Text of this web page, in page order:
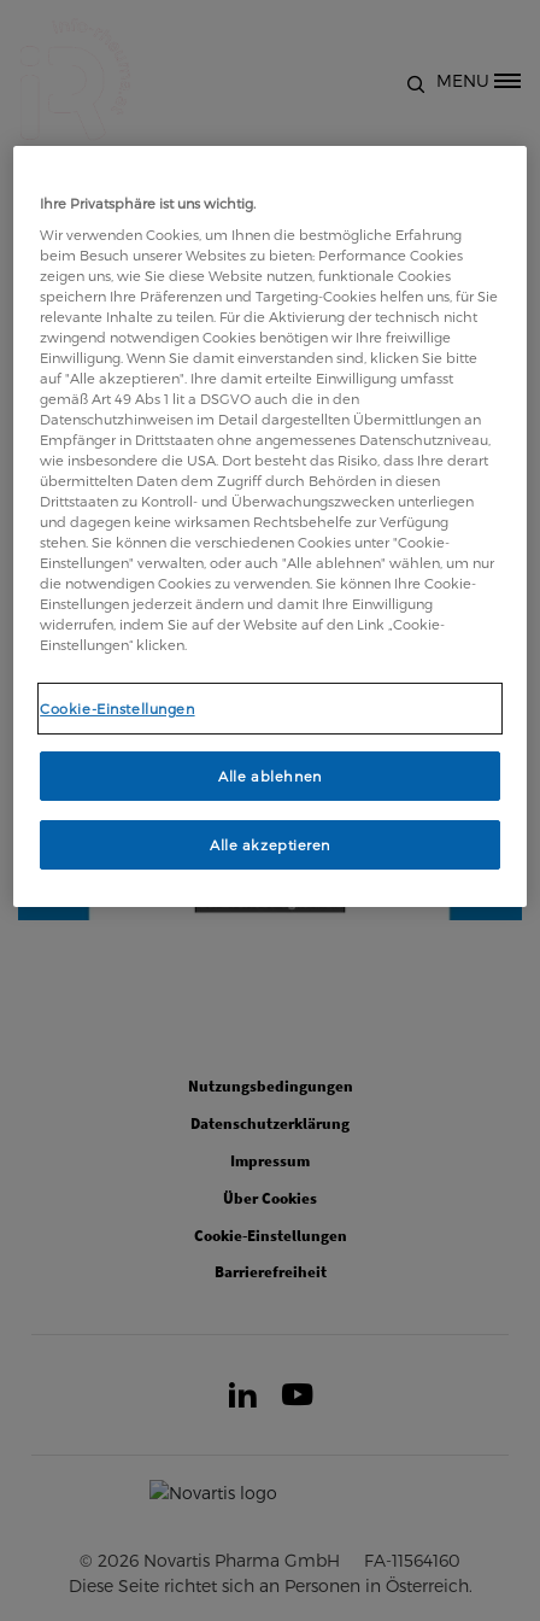
MENU
Brustwirbelsäule, Rumpf -
Übungen zur Förderung der
Beweglichkeit
Bewegung bei Rheuma: Das Video erklärt Übungen
zur Mobilisierung für Brustwirbelsäule und Rumpf
anschaulich und praxisnah. Es behandelt die
wichtigsten Grundlagen, zeigt konkrete Beispiele
und vermittelt hilfreiche Tipps für die Anwendung
zu Hause.
Nutzungsbedingungen
Datenschutzerklärung
Impressum
Über Cookies
Cookie-Einstellungen
Barrierefreiheit
LinkedIn
© 2026 Novartis Pharma GmbH
FA-11564160
Diese Seite richtet sich an Personen in Österreich.
Ihre Privatsphäre ist uns wichtig.
Wir verwenden Cookies, um Ihnen die bestmögliche Erfahrung
beim Besuch unserer Websites zu bieten: Performance Cookies
zeigen uns, wie Sie diese Website nutzen, funktionale Cookies
speichern Ihre Präferenzen und Targeting-Cookies helfen uns, für Sie
relevante Inhalte zu teilen. Für die Aktivierung der technisch nicht
zwingend notwendigen Cookies benötigen wir Ihre freiwillige
Einwilligung. Wenn Sie damit einverstanden sind, klicken Sie bitte
auf "Alle akzeptieren". Ihre damit erteilte Einwilligung umfasst
gemäß Art 49 Abs 1 lit a DSGVO auch die in den
Datenschutzhinweisen im Detail dargestellten Übermittlungen an
Empfänger in Drittstaaten ohne angemessenes Datenschutzniveau,
wie insbesondere die USA. Dort besteht das Risiko, dass Ihre derart
übermittelten Daten dem Zugriff durch Behörden in diesen
Drittstaaten zu Kontroll- und Überwachungszwecken unterliegen
und dagegen keine wirksamen Rechtsbehelfe zur Verfügung
stehen. Sie können die verschiedenen Cookies unter "Cookie-
Einstellungen" verwalten, oder auch "Alle ablehnen" wählen, um nur
die notwendigen Cookies zu verwenden. Sie können Ihre Cookie-
Einstellungen jederzeit ändern und damit Ihre Einwilligung
widerrufen, indem Sie auf der Website auf den Link „Cookie-
Einstellungen“ klicken.
Cookie-Einstellungen
Alle ablehnen
Alle akzeptieren